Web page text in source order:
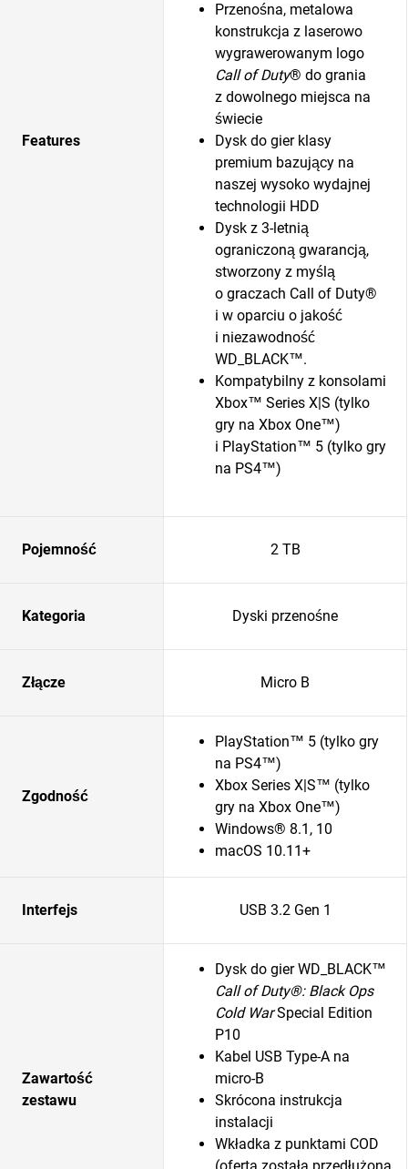
Features
Przenośna, metalowa
konstrukcja z laserowo
wygrawerowanym logo
Call of Duty® do grania
z dowolnego miejsca na
świecie
Dysk do gier klasy
premium bazujący na
naszej wysoko wydajnej
technologii HDD
Dysk z 3-letnią
ograniczoną gwarancją,
stworzony z myślą
o graczach Call of Duty®
i w oparciu o jakość
i niezawodność
WD_BLACK™.
Kompatybilny z konsolami
Xbox™ Series X|S (tylko
gry na Xbox One™)
i PlayStation™ 5 (tylko gry
na PS4™)
Pojemność 2 TB
Kategoria Dyski przenośne
Złącze Micro B
Zgodność
PlayStation™ 5 (tylko gry
na PS4™)
Xbox Series X|S™ (tylko
gry na Xbox One™)
Windows® 8.1, 10
macOS 10.11+
Interfejs USB 3.2 Gen 1
Zawartość
zestawu
Dysk do gier WD_BLACK™
Call of Duty®: Black Ops
Cold WarSpecial Edition
P10
Kabel USB Type-A na
micro-B
Skrócona instrukcja
instalacji
Wkładka z punktami COD